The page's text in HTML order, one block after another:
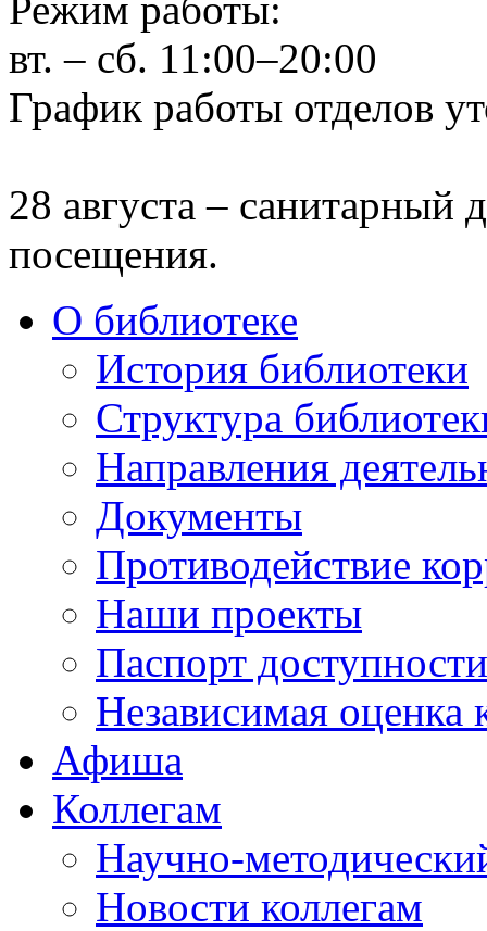
вт. – сб. 11:00–20:00
График работы отделов
28 августа – санитарный
посещения.
О библиотеке
История библиотеки
Структура
Направления
Документы
Противодействие
Наши проекты
Паспорт доступности
Независимая оценка
Афиша
Коллегам
Научно-
Новости коллегам